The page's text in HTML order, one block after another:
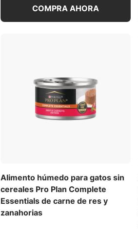
COMPRA AHORA
Alimento húmedo para gatos sin
cereales Pro Plan Complete
Essentials de carne de res y
zanahorias